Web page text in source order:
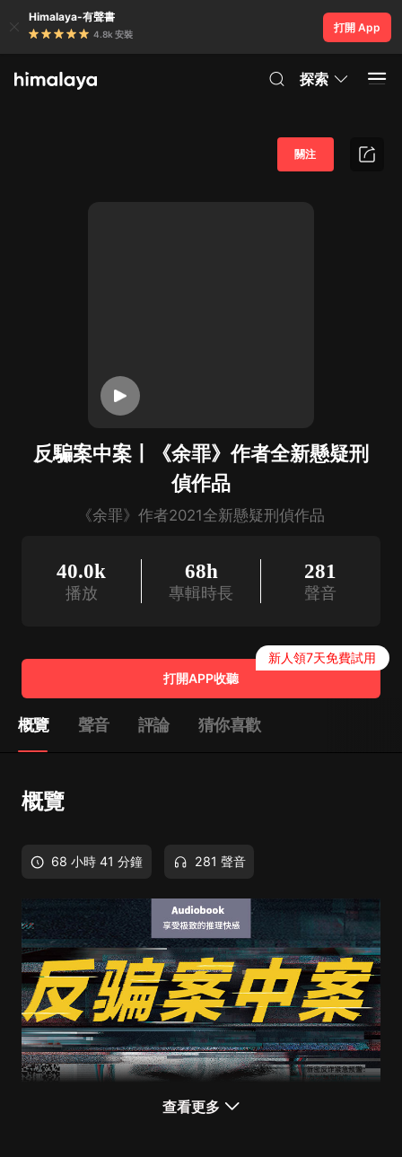
Himalaya-有聲書
4.8k 安裝
打開 App
探索
反騙案中案丨《余罪》作者全新懸疑刑
偵作品
《余罪》作者2021全新懸疑刑偵作品
關注
40.0k
播放
68h
專輯時長
281
聲音
打開APP收聽
新人領7天免費試用
概覽 聲音 評論 猜你喜歡
概覽
68 小時 41 分鐘 281 聲音
查看更多